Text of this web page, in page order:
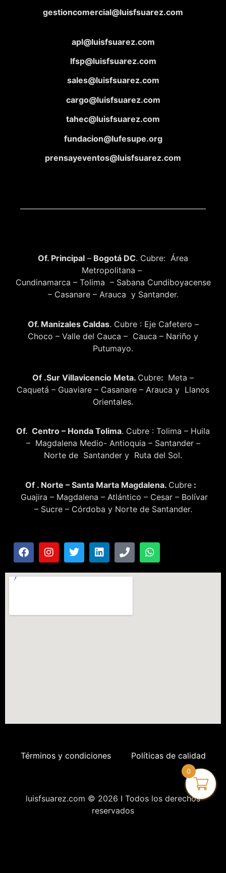
gestioncomercial@luisfsuarez.com
apl@luisfsuarez.com
lfsp@luisfsuarez.com
sales@luisfsuarez.com
cargo@luisfsuarez.com
tahec@luisfsuarez.com
fundacion@lufesupe.org
prensayeventos@luisfsuarez.com
Of. Principal – Bogotá DC. Cubre: Área
Metropolitana –
Cundinamarca – Tolima – Sabana Cundiboyacense
– Casanare – Arauca y Santander.
Of. Manizales Caldas. Cubre : Eje Cafetero –
Choco – Valle del Cauca – Cauca – Nariño y
Putumayo.
Of .Sur Villavicencio Meta. Cubre: Meta –
Caquetá – Guaviare – Casanare – Arauca y Llanos
Orientales.
Of. Centro – Honda Tolima. Cubre : Tolima – Huila
– Magdalena Medio- Antioquia – Santander –
Norte de Santander y Ruta del Sol.
Of . Norte – Santa Marta Magdalena. Cubre :
Guajira – Magdalena – Atlántico – Cesar – Bolívar
– Sucre – Córdoba y Norte de Santander.
Términos y condiciones Políticas de calidad
luisfsuarez.com © 2026 I Todos los derechos
reservados
0